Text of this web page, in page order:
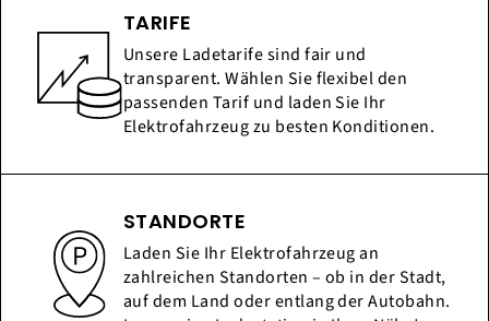
TARIFE
Unsere Ladetarife sind fair und
transparent. Wählen Sie flexibel den
passenden Tarif und laden Sie Ihr
Elektrofahrzeug zu besten Konditionen.
STANDORTE
Laden Sie Ihr Elektrofahrzeug an
zahlreichen Standorten – ob in der Stadt,
auf dem Land oder entlang der Autobahn.